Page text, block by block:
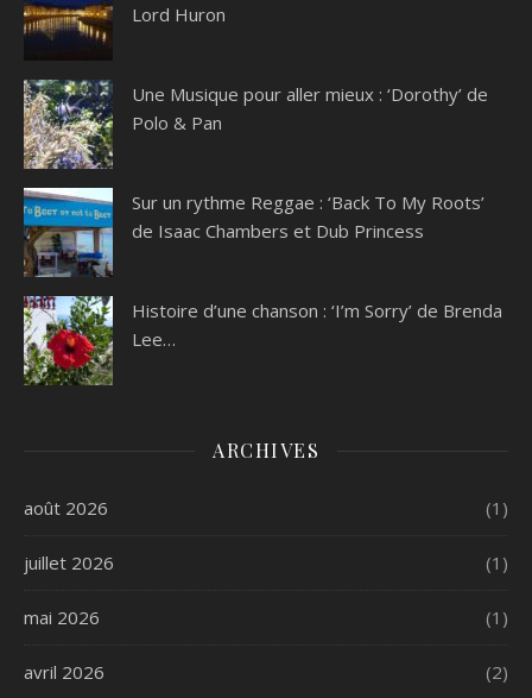
Lord Huron
Une Musique pour aller mieux : ‘Dorothy’ de
Polo & Pan
Sur un rythme Reggae : ‘Back To My Roots’
de Isaac Chambers et Dub Princess
Histoire d’une chanson : ‘I’m Sorry’ de Brenda
Lee…
ARCHIVES
août 2026 (1)
juillet 2026 (1)
mai 2026 (1)
avril 2026 (2)